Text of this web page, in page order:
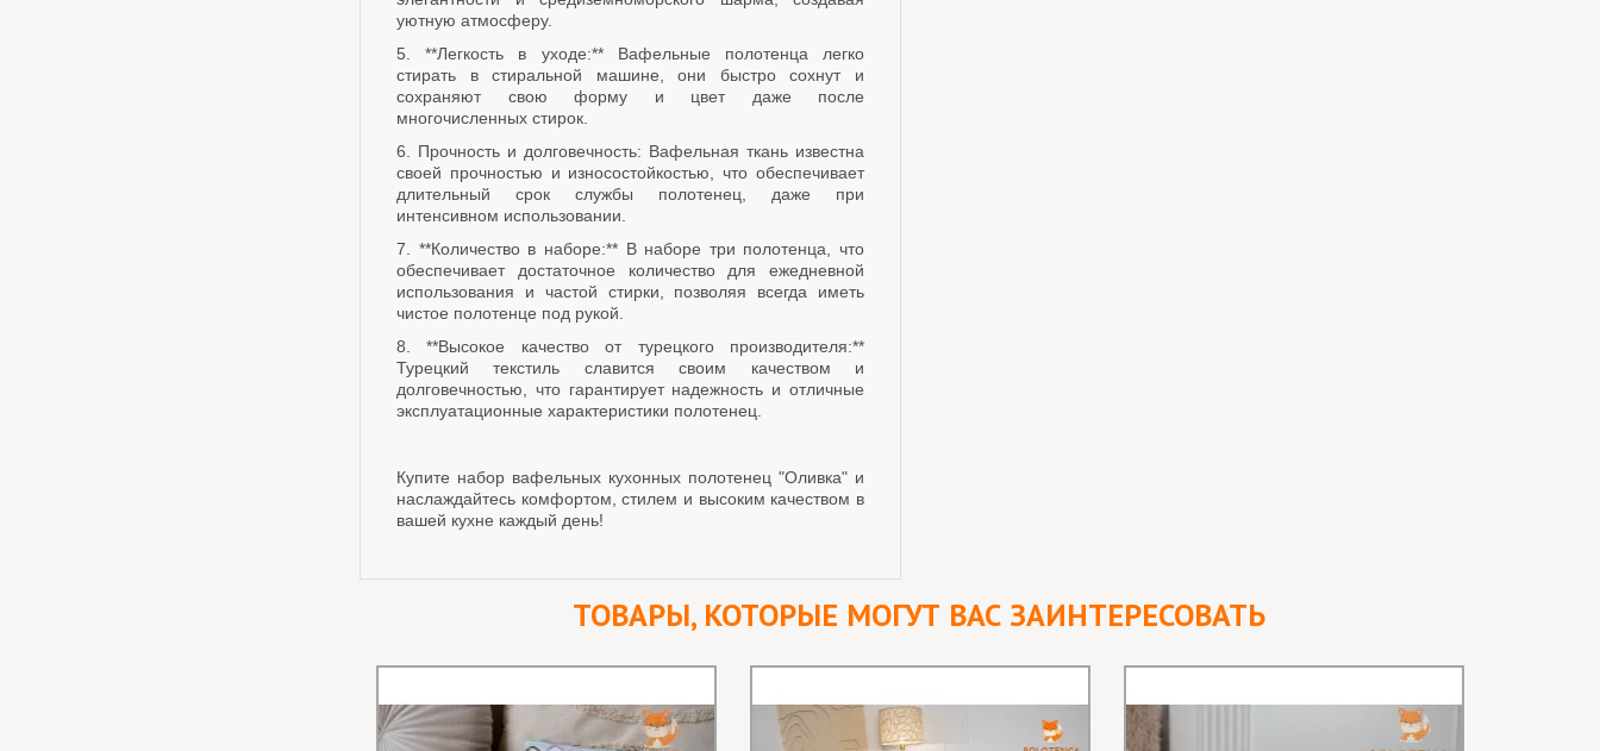
уютную атмосферу.
5. **Легкость в уходе:** Вафельные полотенца легко
стирать в стиральной машине, они быстро сохнут и
сохраняют свою форму и цвет даже после
многочисленных стирок.
6. Прочность и долговечность: Вафельная ткань известна
своей прочностью и износостойкостью, что обеспечивает
длительный срок службы полотенец, даже при
интенсивном использовании.
7. **Количество в наборе:** В наборе три полотенца, что
обеспечивает достаточное количество для ежедневной
использования и частой стирки, позволяя всегда иметь
чистое полотенце под рукой.
8. **Высокое качество от турецкого производителя:**
Турецкий текстиль славится своим качеством и
долговечностью, что гарантирует надежность и отличные
эксплуатационные характеристики полотенец.
Купите набор вафельных кухонных полотенец "Оливка" и
наслаждайтесь комфортом, стилем и высоким качеством в
вашей кухне каждый день!
ТОВАРЫ, КОТОРЫЕ МОГУТ ВАС ЗАИНТЕРЕСОВАТЬ